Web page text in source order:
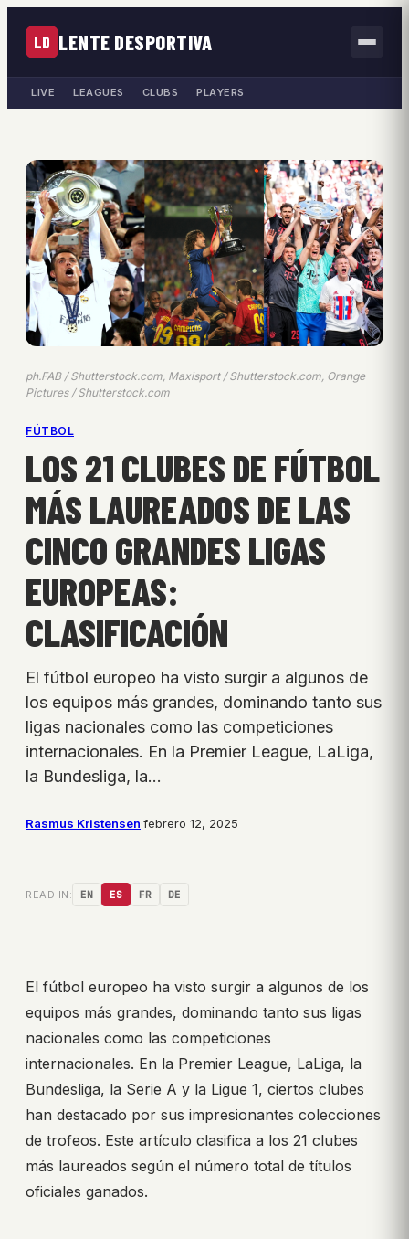
LD LENTE DESPORTIVA
LIVE LEAGUES CLUBS PLAYERS
ph.FAB / Shutterstock.com, Maxisport / Shutterstock.com, Orange
Pictures / Shutterstock.com
FÚTBOL
LOS 21 CLUBES DE FÚTBOL
MÁS LAUREADOS DE LAS
CINCO GRANDES LIGAS
EUROPEAS:
CLASIFICACIÓN
El fútbol europeo ha visto surgir a algunos de
los equipos más grandes, dominando tanto sus
ligas nacionales como las competiciones
internacionales. En la Premier League, LaLiga,
la Bundesliga, la…
Rasmus Kristensen·febrero 12, 2025
READ IN: EN ES FR DE
El fútbol europeo ha visto surgir a algunos de los
equipos más grandes, dominando tanto sus ligas
nacionales como las competiciones
internacionales. En la Premier League, LaLiga, la
Bundesliga, la Serie A y la Ligue 1, ciertos clubes
han destacado por sus impresionantes colecciones
de trofeos. Este artículo clasifica a los 21 clubes
más laureados según el número total de títulos
oficiales ganados.